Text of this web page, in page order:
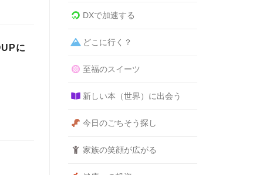
に
DXで加速する
どこに行く？
至福のスイーツ
新しい本（世界）に出会う
今日のごちそう探し
家族の笑顔が広がる